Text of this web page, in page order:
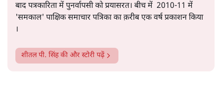
बाद पत्रकारिता में पुनर्वापसी को प्रयासरत। बीच में 2010-11 में
'समकाल' पाक्षिक समाचार पत्रिका का क़रीब एक वर्ष प्रकाशन किया
।
शीतल पी. सिंहकी और स्टोरी पढ़ें